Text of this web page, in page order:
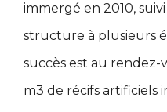
immergé en 2010,
structure à plusieurs
succès est au rendez-
m3 de récifs artificiels